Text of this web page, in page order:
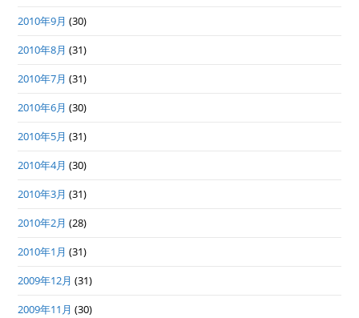
2010年9月 (30)
2010年8月 (31)
2010年7月 (31)
2010年6月 (30)
2010年5月 (31)
2010年4月 (30)
2010年3月 (31)
2010年2月 (28)
2010年1月 (31)
2009年12月 (31)
2009年11月 (30)